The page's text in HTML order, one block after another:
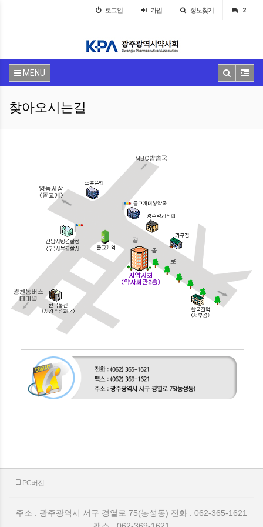
로그인 가입 정보찾기 2
MENU
찾아오시는길
PC버전
주소 : 광주광역시 서구 경열로 75(농성동) 전화 : 062-365-1621